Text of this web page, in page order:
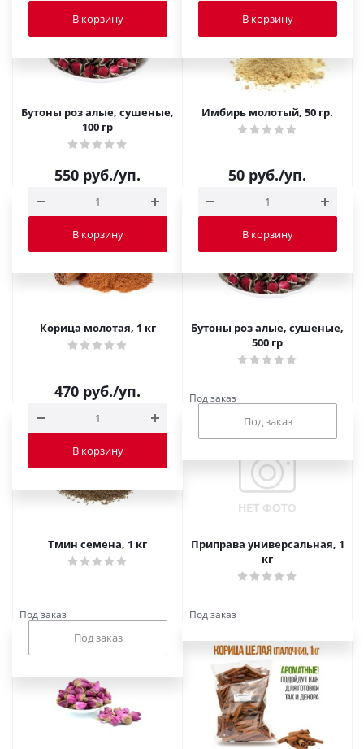
В корзину В корзину
Бутоны роз алые, сушеные,
100 гр
550 руб./уп.
В корзину
Имбирь молотый, 50 гр.
50 руб./уп.
В корзину
Корица молотая, 1 кг
470 руб./уп.
В корзину
Бутоны роз алые, сушеные,
500 гр
Под заказ
Тмин семена, 1 кг
Под заказ
Приправа универсальная, 1
кг